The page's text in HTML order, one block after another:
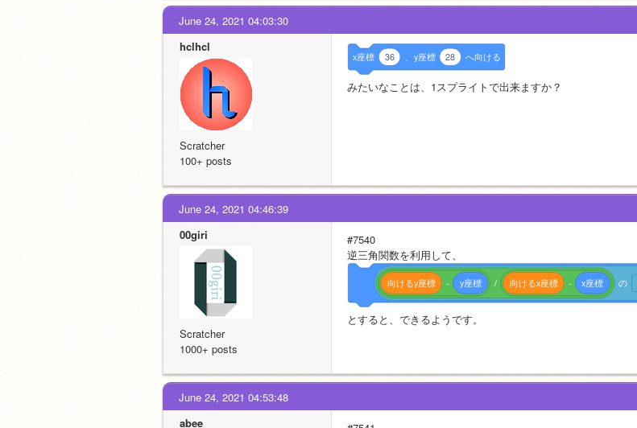
June 24, 2021 04:03:30
hclhcl
Scratcher
100+ posts
x座標 36 、y座標 28 へ向ける
みたいなことは、1スプライトで出来ますか？
June 24, 2021 04:46:39
00giri
Scratcher
1000+ posts
#7540
逆三角関数を利用して、
向けるy座標 - y座標 / 向けるx座標 - x座標 の
とすると、できるようです。
June 24, 2021 04:53:48
abee